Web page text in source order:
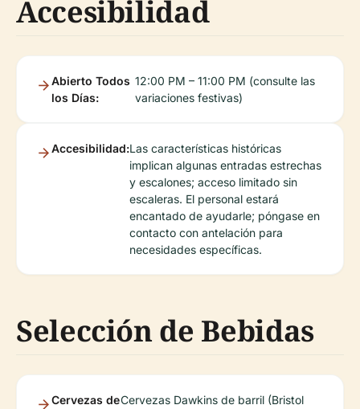
Accesibilidad
Abierto Todos
los Días:
12:00 PM – 11:00 PM (consulte las
variaciones festivas)
Accesibilidad:Las características históricas
implican algunas entradas estrechas
y escalones; acceso limitado sin
escaleras. El personal estará
encantado de ayudarle; póngase en
contacto con antelación para
necesidades específicas.
Selección de Bebidas
Cervezas deCervezas Dawkins de barril (Bristol